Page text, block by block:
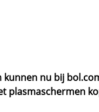
kunnen nu bij
plasmaschermen